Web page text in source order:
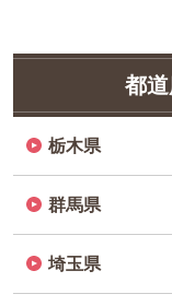
都
栃木県
群馬県
埼玉県